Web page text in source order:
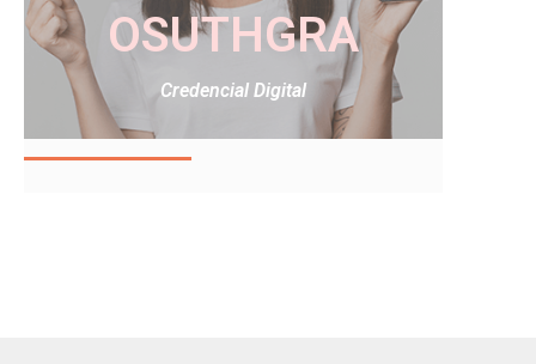
OSUTHGRA
Credencial Digital